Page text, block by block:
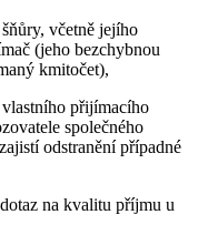
včetně jejího
(jeho bezchybnou
kmitočet),
vlastního přijímacího
společného
odstranění případné
na kvalitu příjmu u